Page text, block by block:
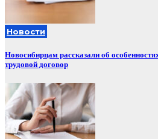
Новости
Новосибирцам рассказали об
трудовой договор